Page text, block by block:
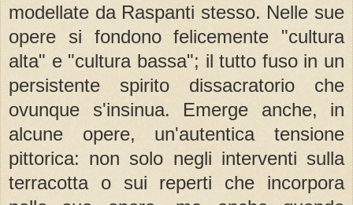
modellate da Raspanti stesso. Nelle sue
opere si fondono felicemente "cultura
alta" e "cultura bassa"; il tutto fuso in un
persistente spirito dissacratorio che
ovunque s'insinua. Emerge anche, in
alcune opere, un'autentica tensione
pittorica: non solo negli interventi sulla
terracotta o sui reperti che incorpora